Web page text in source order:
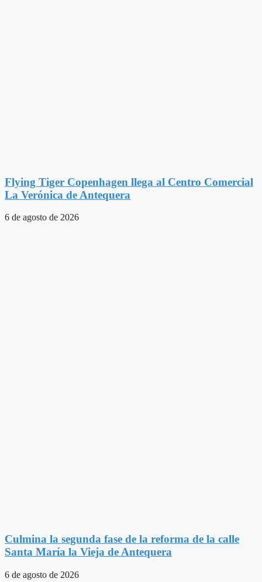
Flying Tiger Copenhagen llega al Centro Comercial
La Verónica de Antequera
6 de agosto de 2026
Culmina la segunda fase de la reforma de la calle
Santa María la Vieja de Antequera
6 de agosto de 2026